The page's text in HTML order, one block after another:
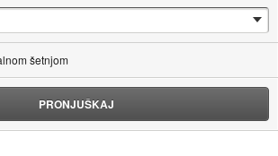
šetnjom
PRONJUŠKAJ